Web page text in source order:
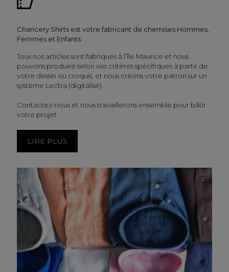
Chancery Shirts est votre fabricant de chemises Hommes,
Femmes et Enfants.
Tous nos articles sont fabriqués à l’île Maurice et nous
pouvons produire selon vos critères spécifiques à partir de
votre dessin ou croquis, et nous créons votre patron sur un
système Lectra (digitalisé).
Contactez-nous et nous travaillerons ensemble pour bâtir
votre projet.
LIRE PLUS